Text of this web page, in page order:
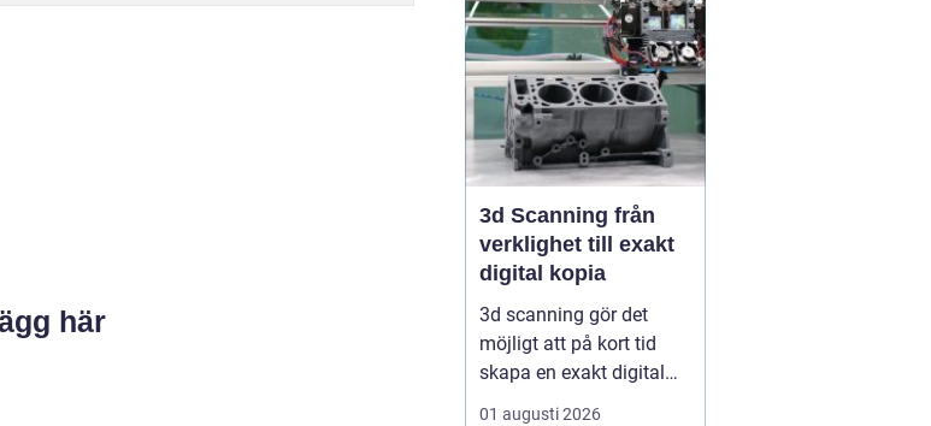
här
också i kroppen. I den
sökn...
3d Scanning från
verklighet till exakt
digital kopia
3d scanning gör det
möjligt att på kort tid
skapa en exakt digital
kopia av nästan vad
01 augusti 2026